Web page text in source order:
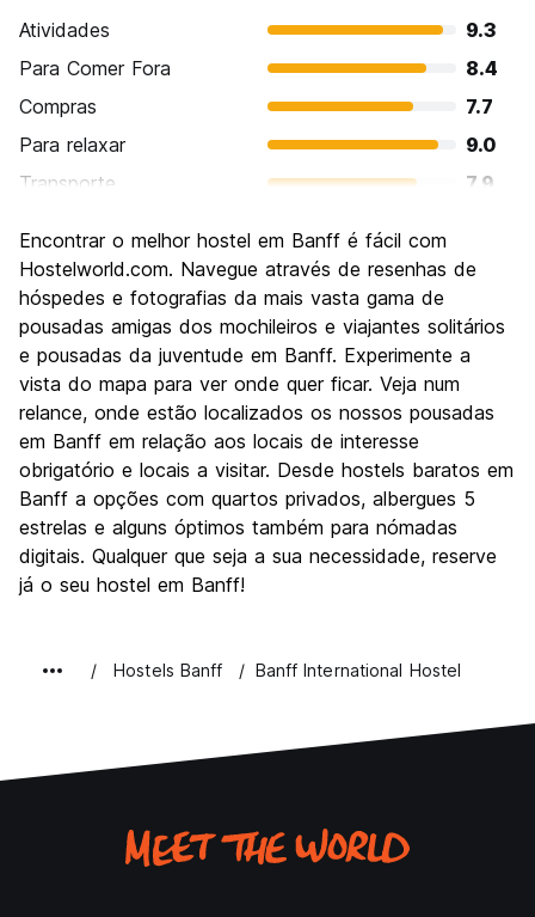
Atividades
9.3
Para Comer Fora
8.4
Compras
7.7
Para relaxar
9.0
Transporte
7.9
Cultura
7.9
Festas / vida noturna
Custo-beneficio
7.6
Encontrar o melhor hostel em Banff é fácil com
Hostelworld.com. Navegue através de resenhas de
hóspedes e fotografias da mais vasta gama de
pousadas amigas dos mochileiros e viajantes solitários
e pousadas da juventude em Banff. Experimente a
vista do mapa para ver onde quer ficar. Veja num
relance, onde estão localizados os nossos pousadas
em Banff em relação aos locais de interesse
obrigatório e locais a visitar. Desde hostels baratos em
Banff a opções com quartos privados, albergues 5
estrelas e alguns óptimos também para nómadas
digitais. Qualquer que seja a sua necessidade, reserve
já o seu hostel em Banff!
Hostels Banff Banff International Hostel